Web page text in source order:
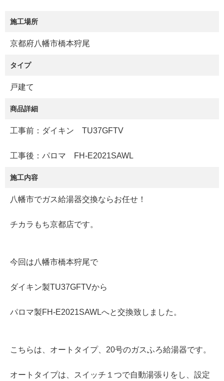
施工場所
京都府八幡市橋本狩尾
タイプ
戸建て
商品詳細
工事前：ダイキン TU37GFTV
工事後：パロマ FH-E2021SAWL
施工内容
八幡市でガス給湯器交換ならお任せ！
チカラもち京都店です。
今回は八幡市橋本狩尾で
ダイキン製TU37GFTVから
パロマ製FH-E2021SAWLへと交換致しました。
こちらは、オートタイプ、20号のガスふろ給湯器です。
オートタイプは、スイッチ１つで自動湯張りをし、設定